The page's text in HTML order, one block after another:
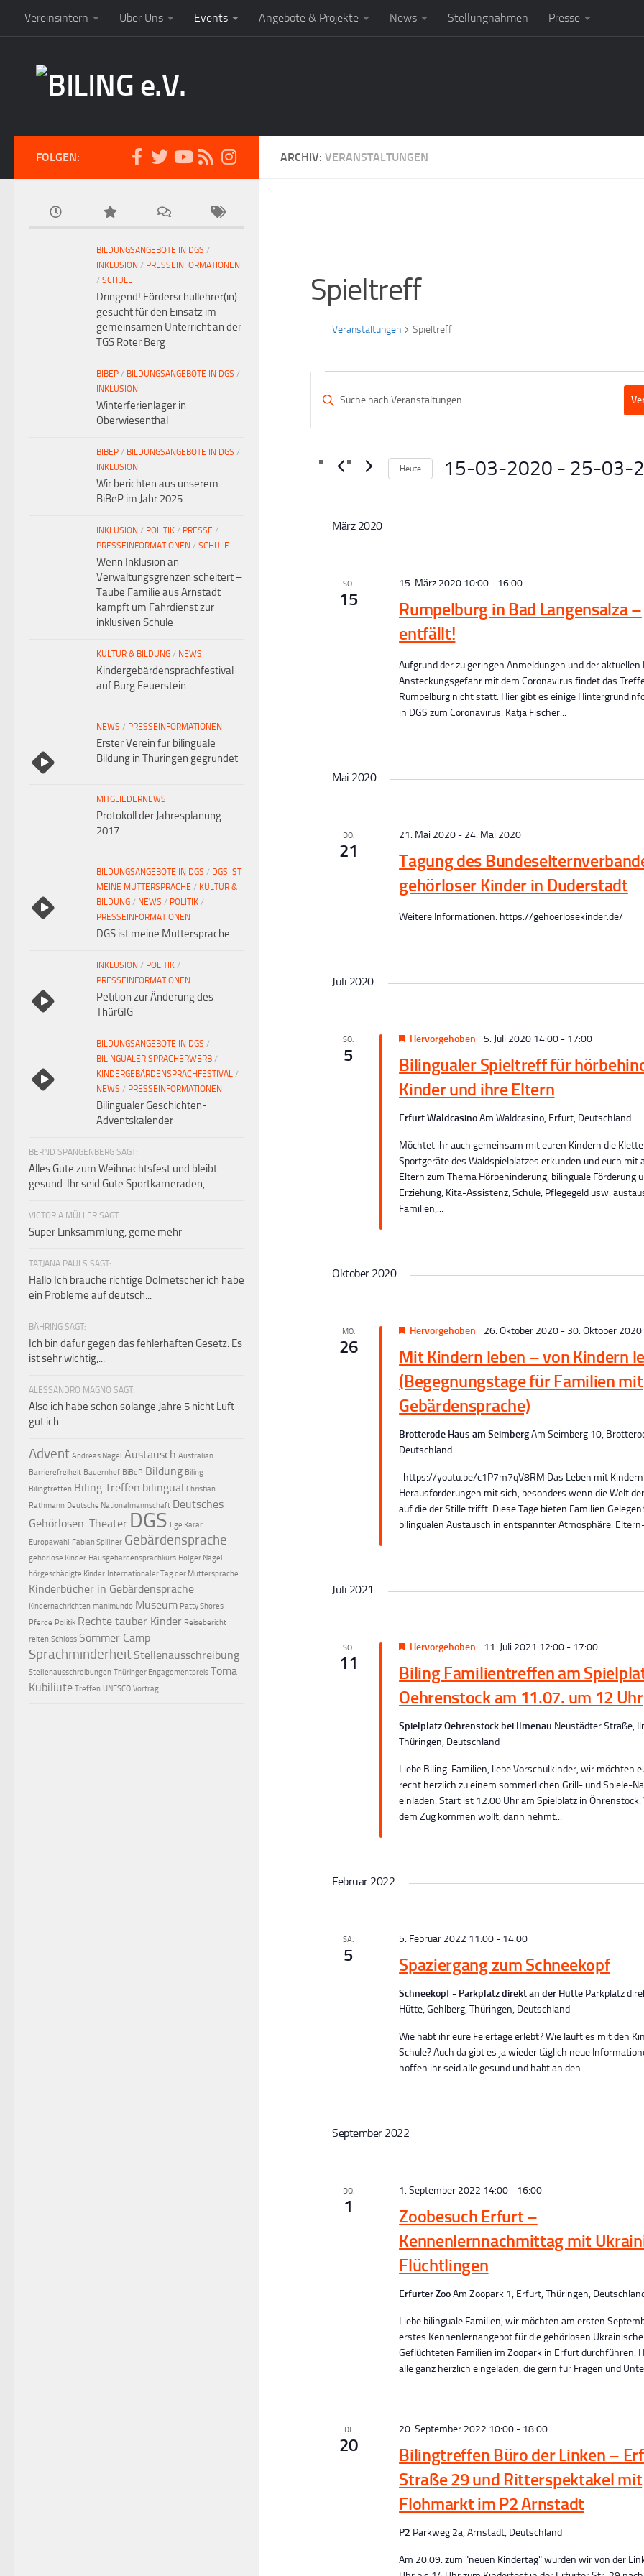
Vereinsintern Über Uns Events Angebote & Projekte News Stellungnahmen Presse
ARCHIV: VERANSTALTUNGEN
Spieltreff
Veranstaltungen Spieltreff
Veranstaltungen
V
e
r
Bitte
Heute 15-03-2020 - 25-03-
März 2020
SO.
15
Rumpelburg in Bad Langensalza –
entfällt!
15. März 2020 10:00 - 16:00
Aufgrund der zu geringen Anmeldungen und der aktuellen
Ansteckungsgefahr mit dem Coronavirus findet das
Rumpelburg nicht statt. Hier gibt es einige
in DGS zum Coronavirus. Katja Fischer...
Mai 2020
DO.
21
Tagung des
gehörloser Kinder in Duderstadt
21. Mai 2020 - 24. Mai 2020
Weitere Informationen: https://gehoerlosekinder.de/
Juli 2020
SO.
5
Bilingualer Spieltreff für
Kinder und ihre Eltern
Hervorgehoben 5. Juli 2020 14:00 - 17:00
Erfurt WaldcasinoAm Waldcasino, Erfurt, Deutschland
Möchtet ihr auch gemeinsam mit euren Kindern die
Sportgeräte des Waldspielplatzes erkunden und euch mit
Eltern zum Thema Hörbehinderung, bilinguale Förderung
Erziehung, Kita-Assistenz, Schule, Pflegegeld usw.
Familien,...
Oktober 2020
MO.
26
Mit Kindern leben – von Kindern
(Begegnungstage für Familien mit
Gebärdensprache)
Hervorgehoben 26. Oktober 2020 - 30. Oktober 2020
Brotterode Haus am SeimbergAm Seimberg 10,
Deutschland
https://youtu.be/c1P7m7qV8RM Das Leben mit
Herausforderungen mit sich, besonders wenn die Welt
auf die der Stille trifft. Diese Tage bieten Familien
bilingualen Austausch in entspannter Atmosphäre.
Juli 2021
SO.
11
Biling Familientreffen am
Oehrenstock am 11.07. um 12 Uhr
Hervorgehoben 11. Juli 2021 12:00 - 17:00
Spielplatz Oehrenstock bei Ilmenau Neustädter Straße,
Thüringen, Deutschland
Liebe Biling-Familien, liebe Vorschulkinder, wir möchten
recht herzlich zu einem sommerlichen Grill- und Spiele-
einladen. Start ist 12.00 Uhr am Spielplatz in
dem Zug kommen wollt, dann nehmt...
Februar 2022
SA.
5 Spaziergang zum Schneekopf
5. Februar 2022 11:00 - 14:00
Schneekopf - Parkplatz direkt an der Hütte Parkplatz
Hütte, Gehlberg, Thüringen, Deutschland
Wie habt ihr eure Feiertage erlebt? Wie läuft es mit den
Schule? Auch da gibt es ja wieder täglich neue
hoffen ihr seid alle gesund und habt an den...
September 2022
DO.
1
Zoobesuch Erfurt –
Kennenlernnachmittag mit
Flüchtlingen
1. September 2022 14:00 - 16:00
Erfurter ZooAm Zoopark 1, Erfurt, Thüringen,
Liebe bilinguale Familien, wir möchten am ersten
erstes Kennenlernangebot für die gehörlosen
Geflüchteten Familien im Zoopark in Erfurt durchführen.
alle ganz herzlich eingeladen, die gern für Fragen und
DI.
20
Bilingtreffen Büro der Linken –
Straße 29 und Ritterspektakel mit
Flohmarkt im P2 Arnstadt
20. September 2022 10:00 - 18:00
P2 Parkweg 2a, Arnstadt, Deutschland
Am 20.09. zum "neuen Kindertag" wurden wir von der
FOLGEN:
BILDUNGSANGEBOTE IN DGS /
INKLUSION / PRESSEINFORMATIONEN
/ SCHULE
Dringend! Förderschullehrer(in)
gesucht für den Einsatz im
gemeinsamen Unterricht an der
TGS Roter Berg
BIBEP / BILDUNGSANGEBOTE IN DGS /
INKLUSION
Winterferienlager in
Oberwiesenthal
BIBEP / BILDUNGSANGEBOTE IN DGS /
INKLUSION
Wir berichten aus unserem
BiBeP im Jahr 2025
INKLUSION / POLITIK / PRESSE /
PRESSEINFORMATIONEN / SCHULE
Wenn Inklusion an
Verwaltungsgrenzen scheitert –
Taube Familie aus Arnstadt
kämpft um Fahrdienst zur
inklusiven Schule
KULTUR & BILDUNG / NEWS
Kindergebärdensprachfestival
auf Burg Feuerstein
NEWS / PRESSEINFORMATIONEN
Erster Verein für bilinguale
Bildung in Thüringen gegründet
MITGLIEDERNEWS
Protokoll der Jahresplanung
2017
BILDUNGSANGEBOTE IN DGS / DGS IST
MEINE MUTTERSPRACHE / KULTUR &
BILDUNG / NEWS / POLITIK /
PRESSEINFORMATIONEN
DGS ist meine Muttersprache
INKLUSION / POLITIK /
PRESSEINFORMATIONEN
Petition zur Änderung des
ThürGIG
BILDUNGSANGEBOTE IN DGS /
BILINGUALER SPRACHERWERB /
KINDERGEBÄRDENSPRACHFESTIVAL /
NEWS / PRESSEINFORMATIONEN
Bilingualer Geschichten-
Adventskalender
BERND SPANGENBERG SAGT:
Alles Gute zum Weihnachtsfest und bleibt
gesund. Ihr seid Gute Sportkameraden,...
VICTORIA MÜLLER SAGT:
Super Linksammlung, gerne mehr
TATJANA PAULS SAGT:
Hallo Ich brauche richtige Dolmetscher ich habe
ein Probleme auf deutsch...
BÄHRING SAGT:
Ich bin dafür gegen das fehlerhaften Gesetz. Es
ist sehr wichtig,...
ALESSANDRO MAGNO SAGT:
Also ich habe schon solange Jahre 5 nicht Luft
gut ich...
Advent Andreas Nagel Austausch Australian
Barrierefreiheit Bauernhof BiBeP Bildung Biling
Bilingtreffen Biling Treffen bilingual Christian
Rathmann Deutsche Nationalmannschaft Deutsches
Gehörlosen-Theater DGS Ege Karar
Europawahl Fabian Spillner Gebärdensprache
gehörlose Kinder Hausgebärdensprachkurs Holger Nagel
hörgeschädigte Kinder Internationaler Tag der Muttersprache
Kinderbücher in Gebärdensprache
Kindernachrichten manimundo Museum Patty Shores
Pferde Politik Rechte tauber Kinder Reisebericht
reiten Schloss Sommer Camp
Sprachminderheit Stellenausschreibung
Stellenausschreibungen Thüringer Engagementpreis Toma
Kubiliute Treffen UNESCO Vortrag